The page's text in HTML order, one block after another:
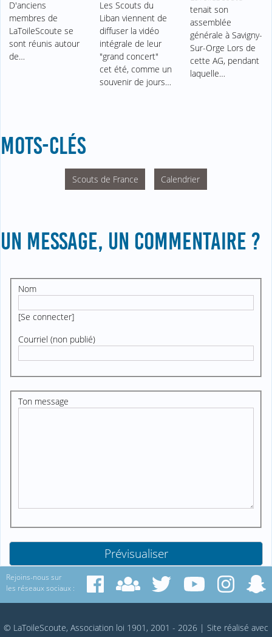
D'anciens
membres de
LaToileScoute se
sont réunis autour
de…
Les Scouts du
Liban viennent de
diffuser la vidéo
intégrale de leur
"grand concert"
cet été, comme un
souvenir de jours…
tenait son
assemblée
générale à Savigny-
Sur-Orge Lors de
cette AG, pendant
laquelle…
MOTS-CLÉS
Scouts de France Calendrier
UN MESSAGE, UN COMMENTAIRE ?
Nom
[Se connecter]
Courriel (non publié)
Ton message
Rejoins-nous sur
les réseaux sociaux :
© LaToileScoute, Association loi 1901, 2001 - 2026 | Site réalisé avec